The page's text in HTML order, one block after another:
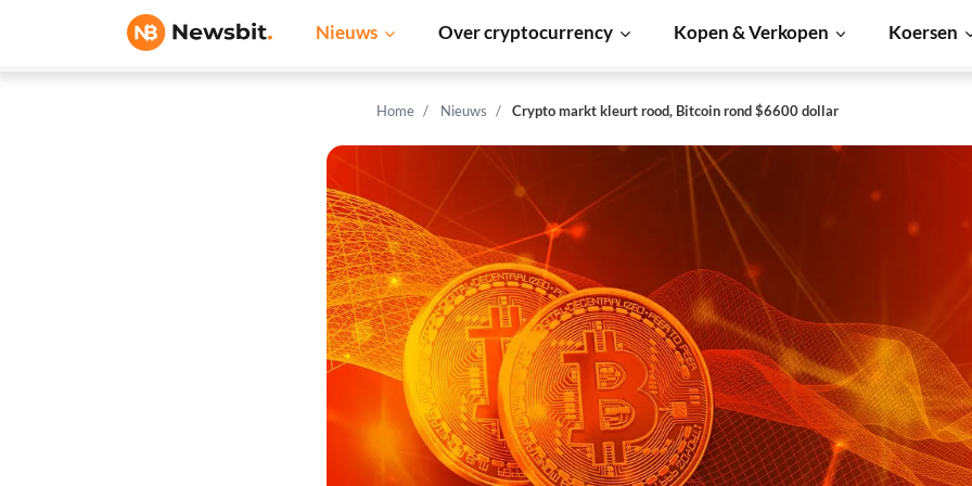
Nieuws Over cryptocurrency Kopen & Verkopen Koersen
Home Nieuws Crypto markt kleurt rood, Bitcoin rond $6600 dollar